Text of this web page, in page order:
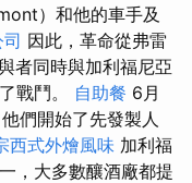
）和他的車手及
因此，革命從弗雷
者同時與加利福尼亞
戰鬥。 自助餐 6月
們開始了先發製人
西式外燴風味 加利福
，大多數釀酒廠都提